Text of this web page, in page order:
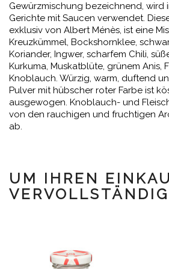
Gewürzmischung bezeichnend, wird
Gerichte mit Saucen verwendet.
exklusiv von Albert Ménès, ist eine
Kreuzkümmel, Bockshornklee,
Koriander, Ingwer, scharfem Chili,
Kurkuma, Muskatblüte, grünem Anis,
Knoblauch. Würzig, warm, duftend
Pulver mit hübscher roter Farbe ist
ausgewogen. Knoblauch- und
von den rauchigen und fruchtigen
ab.
UM IHREN